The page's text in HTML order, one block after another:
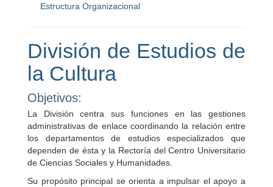
División de Estudios de
la Cultura
Objetivos:
La División centra sus funciones en las gestiones
administrativas de enlace coordinando la relación entre
los departamentos de estudios especializados que
dependen de ésta y la Rectoría del Centro Universitario
de Ciencias Sociales y Humanidades.
Su propósito principal se orienta a impulsar el apoyo a
Estructura Organizacional